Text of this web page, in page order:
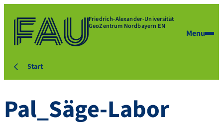
Friedrich-Alexander-Universität
GeoZentrum Nordbayern EN
Menu
Start
Pal_Säge-Labor